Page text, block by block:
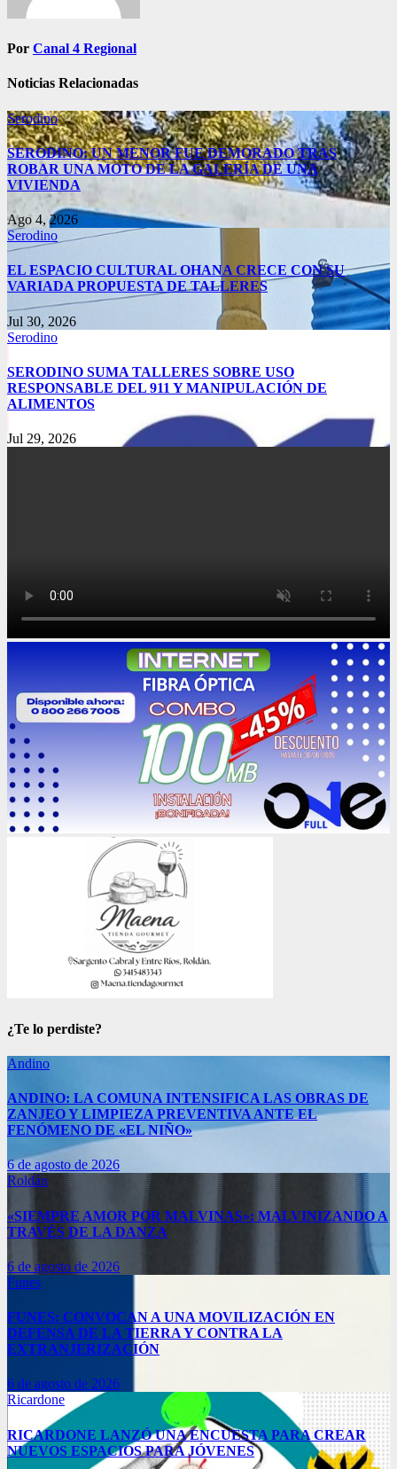
Por Canal 4 Regional
Noticias Relacionadas
Serodino
SERODINO: UN MENOR FUE DEMORADO TRAS
ROBAR UNA MOTO DE LA GALERÍA DE UNA
VIVIENDA
Ago 4, 2026
Serodino
EL ESPACIO CULTURAL OHANA CRECE CON SU
VARIADA PROPUESTA DE TALLERES
Jul 30, 2026
Serodino
SERODINO SUMA TALLERES SOBRE USO
RESPONSABLE DEL 911 Y MANIPULACIÓN DE
ALIMENTOS
Jul 29, 2026
¿Te lo perdiste?
Andino
ANDINO: LA COMUNA INTENSIFICA LAS OBRAS DE
ZANJEO Y LIMPIEZA PREVENTIVA ANTE EL
FENÓMENO DE «EL NIÑO»
6 de agosto de 2026
Roldán
«SIEMPRE AMOR POR MALVINAS»: MALVINIZANDO A
TRAVÉS DE LA DANZA
6 de agosto de 2026
Funes
FUNES: CONVOCAN A UNA MOVILIZACIÓN EN
DEFENSA DE LA TIERRA Y CONTRA LA
EXTRANJERIZACIÓN
6 de agosto de 2026
Ricardone
RICARDONE LANZÓ UNA ENCUESTA PARA CREAR
NUEVOS ESPACIOS PARA JÓVENES